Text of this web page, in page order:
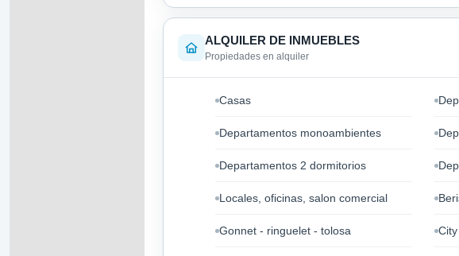
ALQUILER DE INMUEBLES
Propiedades en alquiler
Casas
Departamentos monoambientes
Departamentos 2 dormitorios
Locales, oficinas, salon comercial
Gonnet - ringuelet - tolosa